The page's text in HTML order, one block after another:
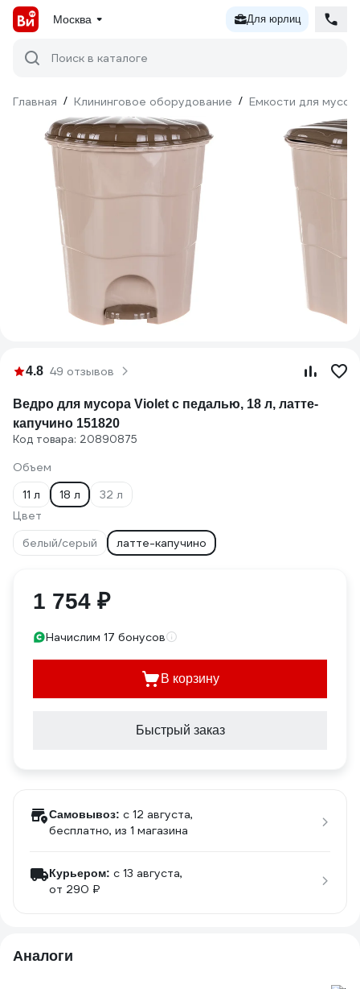
Москва Для юрлиц
Поиск в каталоге
Главная / Клининговое оборудование / Емкости для
4.8 49 отзывов
Ведро для мусора Violet с педалью, 18 л, латте-
капучино 151820
Код товара: 20890875
Объем
11 л
18 л
32 л
Цвет
белый/серый
латте-капучино
1 754 ₽
Начислим 17 бонусов
В корзину
Быстрый заказ
Самовывоз: c 12 августа,
бесплатно, из 1 магазина
Курьером: c 13 августа,
от 290 ₽
Аналоги